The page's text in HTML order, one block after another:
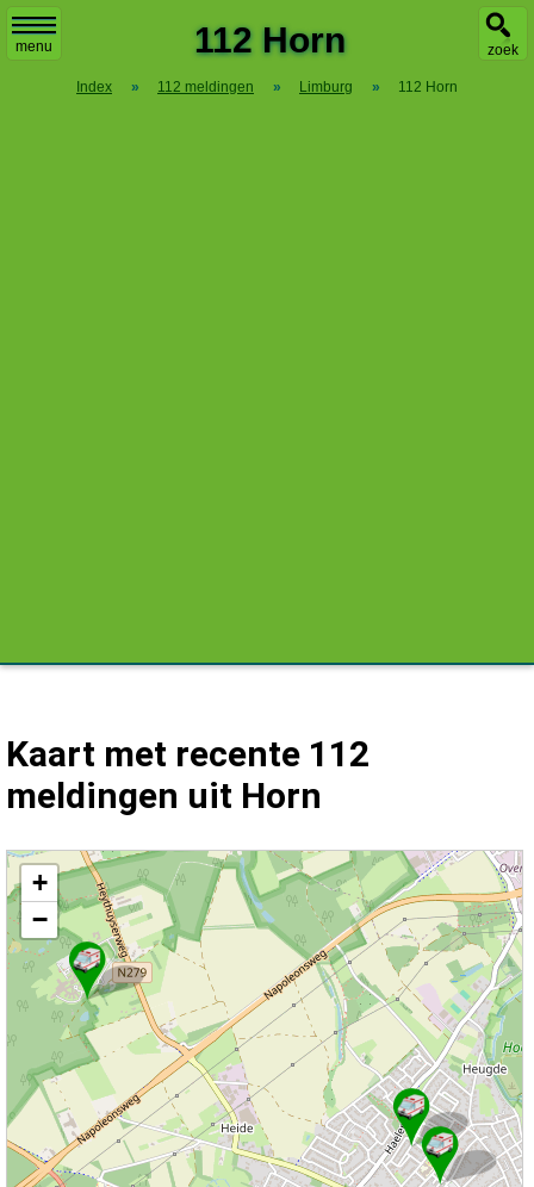
menu zoek
112 Horn
Index » 112 meldingen » Limburg » 112 Horn
Kaart met recente 112
meldingen uit Horn
Kaart Horn met de meest recente 112 meldingen.
+
−